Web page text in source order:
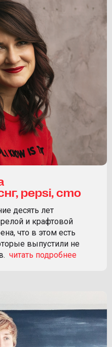
pepsi, cmo
десять лет
и крафтовой
что в этом есть
выпустили не